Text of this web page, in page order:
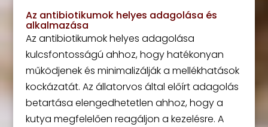
Az antibiotikumok helyes adagolása és
alkalmazása
Az antibiotikumok helyes adagolása
kulcsfontosságú ahhoz, hogy hatékonyan
működjenek és minimalizálják a mellékhatások
kockázatát. Az állatorvos által előírt adagolás
betartása elengedhetetlen ahhoz, hogy a
kutya megfelelően reagáljon a kezelésre. A